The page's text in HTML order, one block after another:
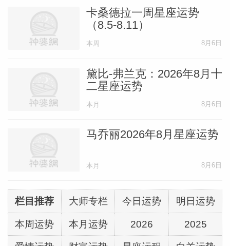
会，可以帮你探索至少几个梦想，并为你打
下基础。5月第一周非常重要，因为你可能
遇到权势人物，此人不仅有能力为你引荐有
关注，你可以了解很多强大又有价值的信
息。5月第二周，与家人的对话出乎意料地
解决了你困惑已久的事情，这让你释然，也
给你启发。5月第三周，你可能会发现自己
身处领导位置，令人印象深刻，这是你之前
没想到的，一开始你可能觉得自已缺乏相关
都感到惊艳，这对你的现在和未来是一次非
常宝贵的体验。5月第四周，你可能发现你
认识的一个人和你拥有同样的目标，这对你
卡桑德拉一周星座运势
（8.5-8.11）
本周 8月6日
黛比-弗兰克：2026年8月十
二星座运势
本月 8月6日
马乔丽2026年8月星座运势
本月 8月6日
栏目推荐 大师专栏 今日运势 明日运势
本周运势 本月运势 2026 2025